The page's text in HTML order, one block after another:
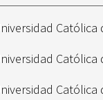
Católica
Católica
Católica